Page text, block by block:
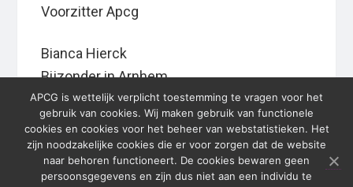
Voorzitter Apcg
Bianca Hierck
Bijzonder in Arnhem
Primary
APCG is wettelijk verplicht toestemming te vragen voor het
gebruik van cookies. Wij maken gebruik van functionele
cookies en cookies voor het beheer van webstatistieken. Het
zijn noodzakelijke cookies die er voor zorgen dat de website
naar behoren functioneert. De cookies bewaren geen
persoonsgegevens en zijn dus niet aan een individu te